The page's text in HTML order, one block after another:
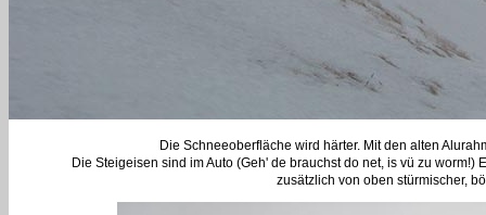
Die Schneeoberfläche wird härter. Mit den alten
Die Steigeisen sind im Auto (Geh' de brauchst do net, is vü zu
zusätzlich von oben stürmischer,